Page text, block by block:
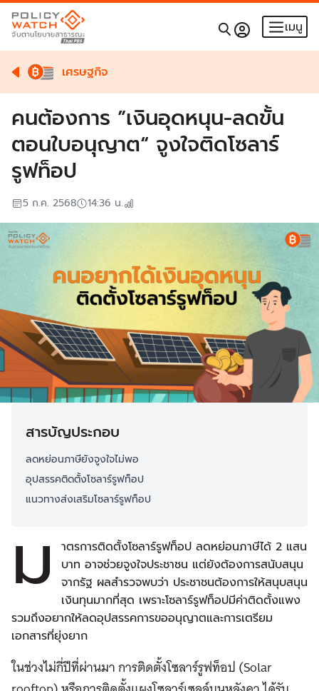
เมนู
เศรษฐกิจ
คนต้องการ ”เงินอุดหนุน-ลดขั้น
ตอนใบอนุญาต“ จูงใจติดโซลาร์
รูฟท็อป
5 ก.ค. 2568 14:36 น.
สารบัญประกอบ
ลดหย่อนภาษียังจูงใจไม่พอ
อุปสรรคติดตั้งโซลาร์รูฟท็อป
แนวทางส่งเสริมโซลาร์รูฟท็อป
ม
าตรการติดตั้งโซลาร์รูฟท็อป ลดหย่อนภาษีได้ 2 แสน
บาท อาจช่วยจูงใจประชาชน แต่ยังต้องการสนับสนุน
จากรัฐ ผลสำรวจพบว่า ประชาชนต้องการให้สนุบสนุน
เงินทุนมากที่สุด เพราะโซลาร์รูฟท็อปมีค่าติดตั้งแพง
รวมถึงอยากให้ลดอุปสรรคการขออนุญาตและการเตรียม
เอกสารที่ยุ่งยาก
ในช่วงไม่กี่ปีที่ผ่านมา การติดตั้งโซลาร์รูฟท็อป (Solar